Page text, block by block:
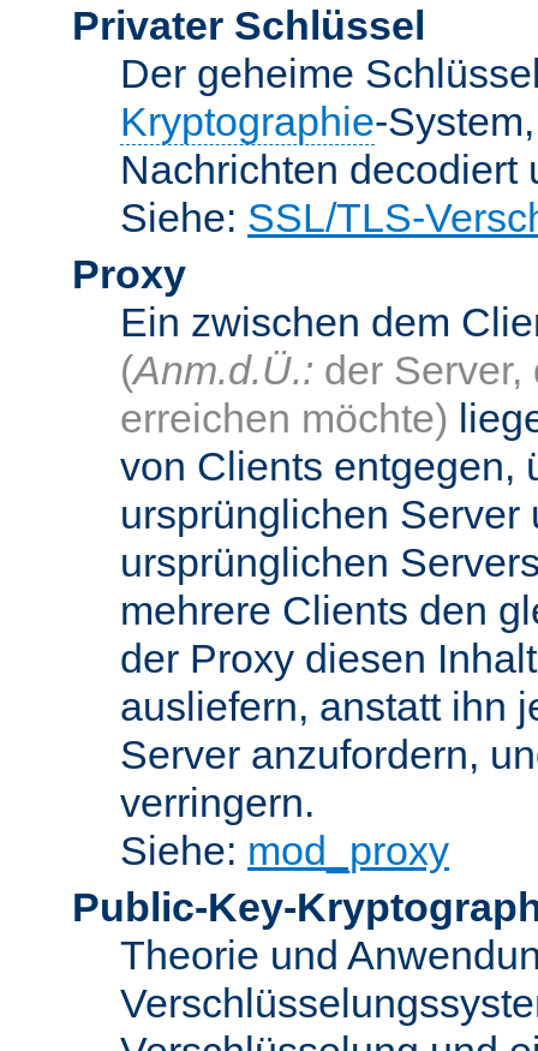
Privater Schlüssel
Der geheime
Kryptographie-
Nachrichten decodiert
Siehe: SSL/TLS-
Proxy
Ein zwischen dem
(Anm.d.Ü.: der
erreichen möchte)
von Clients entgegen,
ursprünglichen Server
ursprünglichen
mehrere Clients den
der Proxy diesen
ausliefern, anstatt ihn
Server anzufordern,
verringern.
Siehe: mod_proxy
Public-Key-
Theorie und